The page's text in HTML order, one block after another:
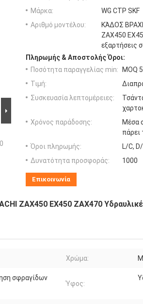
Μάρκα:
WG CTP SKF
Αριθμό μοντέλου:
ΚΆΔΟΣ
ZAX450
εξαρτήσεις
Πληρωμής & Αποστολής Όροι:
Ποσότητα παραγγελίας min: MOQ
Τιμή:
Συσκευασία λεπτομέρειες:
Χρόνος παράδοσης:
Μέσα
πάρει
Όροι πληρωμής:
L/C,
Δυνατότητα προσφοράς:
1000
Επικοινωνία
ZAX450 EX450 ZAX470
Χρώμα:
σφραγίδων
Ύφος: